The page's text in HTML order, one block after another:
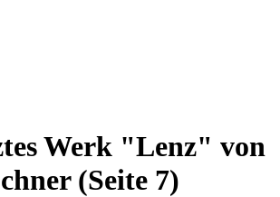
Werk "Lenz" von
(Seite 7)